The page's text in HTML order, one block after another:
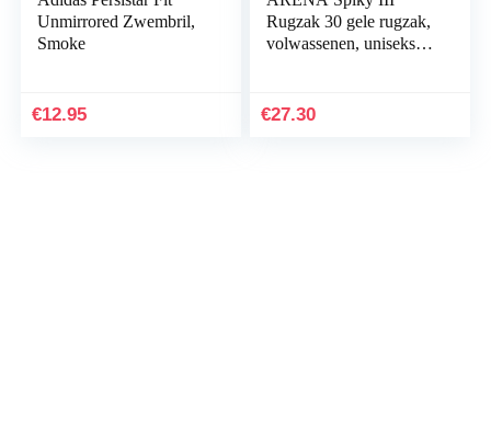
Unmirrored Zwembril,
Smoke
€12.95
Rugzak 30 gele rugzak,
volwassenen, uniseks,
eenheidsmaat
€27.30